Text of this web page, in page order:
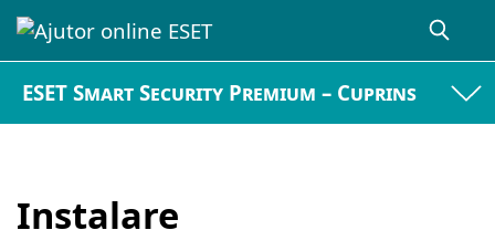
ESET Smart Security Premium – Cuprins
Instalare